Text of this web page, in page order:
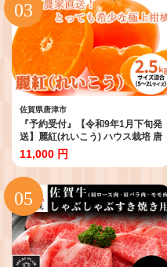
佐賀県唐津市
『予約受付』【令和9年1月下旬発
送】麗紅(れいこう) ハウス栽培 唐
津産 2.5kg 混合サイズ みかん 蜜
柑 柑橘 果物 フルーツ
11,000 円